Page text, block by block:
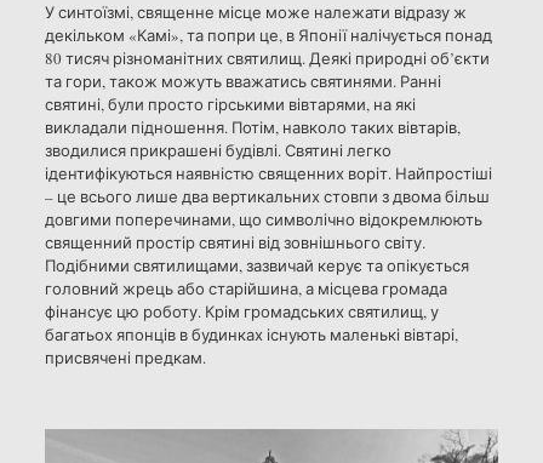
У синтоїзмі, священне місце може належати відразу ж
декільком «Камі», та попри це, в Японії налічується понад
80 тисяч різноманітних святилищ. Деякі природні об’єкти
та гори, також можуть вважатись святинями. Ранні
святині, були просто гірськими вівтарями, на які
викладали підношення. Потім, навколо таких вівтарів,
зводилися прикрашені будівлі. Святині легко
ідентифікуються наявністю священних воріт. Найпростіші
– це всього лише два вертикальних стовпи з двома більш
довгими поперечинами, що символічно відокремлюють
священний простір святині від зовнішнього світу.
Подібними святилищами, зазвичай керує та опікується
головний жрець або старійшина, а місцева громада
фінансує цю роботу. Крім громадських святилищ, у
багатьох японців в будинках існують маленькі вівтарі,
присвячені предкам.